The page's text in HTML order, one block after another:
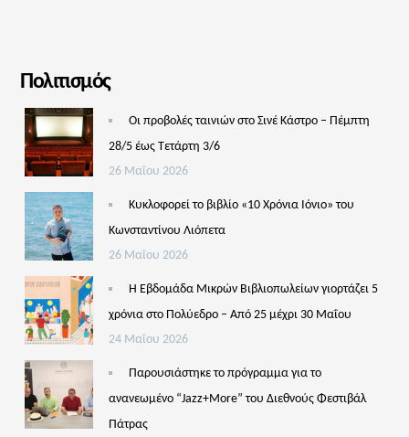
Πολιτισμός
Οι προβολές ταινιών στο Σινέ Κάστρο – Πέμπτη
28/5 έως Τετάρτη 3/6
26 Μαΐου 2026
Κυκλοφορεί το βιβλίο «10 Χρόνια Ιόνιο» του
Κωνσταντίνου Λιόπετα
26 Μαΐου 2026
Η Εβδομάδα Μικρών Βιβλιοπωλείων γιορτάζει 5
χρόνια στο Πολύεδρο – Από 25 μέχρι 30 Μαΐου
24 Μαΐου 2026
Παρουσιάστηκε το πρόγραμμα για το
ανανεωμένο “Jazz+More” του Διεθνούς Φεστιβάλ
Πάτρας